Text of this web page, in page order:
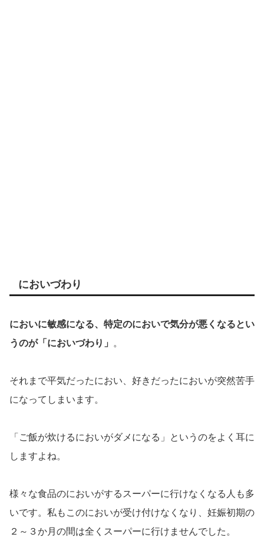
においづわり
においに敏感になる、特定のにおいで気分が悪くなるとい
うのが「においづわり」
。
それまで平気だったにおい、好きだったにおいが突然苦手
になってしまいます。
「ご飯が炊けるにおいがダメになる」というのをよく耳に
しますよね。
様々な食品のにおいがするスーパーに行けなくなる人も多
いです。私もこのにおいが受け付けなくなり、妊娠初期の
２～３か月の間は全くスーパーに行けませんでした。